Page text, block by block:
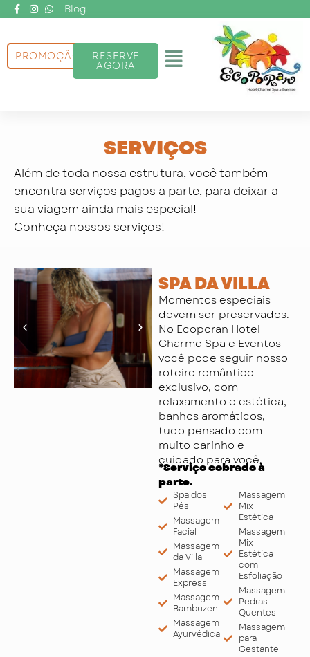
conteúdo
Blog
Menu
PROMOÇÃO RESERVE
AGORA
SERVIÇOS
Além de toda nossa estrutura, você também
encontra serviços pagos a parte, para deixar a
sua viagem ainda mais especial!
Conheça nossos serviços!
SPA DA VILLA
Momentos especiais
devem ser preservados.
No Ecoporan Hotel
Charme Spa e Eventos
você pode seguir nosso
roteiro romântico
exclusivo, com
relaxamento e estética,
banhos aromáticos,
tudo pensado com
muito carinho e
cuidado para você.
*Serviço cobrado à
parte.
Spa dos
Pés
Massagem
Facial
Massagem
da Villa
Massagem
Express
Massagem
Bambuzen
Massagem
Ayurvédica
Massagem
Mix
Estética
Massagem
Mix
Estética
com
Esfoliação
Massagem
Pedras
Quentes
Massagem
para
Gestante